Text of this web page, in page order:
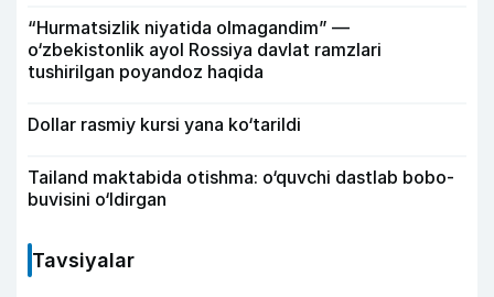
“Hurmatsizlik niyatida olmagandim” —
o‘zbekistonlik ayol Rossiya davlat ramzlari
tushirilgan poyandoz haqida
Dollar rasmiy kursi yana ko‘tarildi
Tailand maktabida otishma: o‘quvchi dastlab bobo-
buvisini o‘ldirgan
Tavsiyalar